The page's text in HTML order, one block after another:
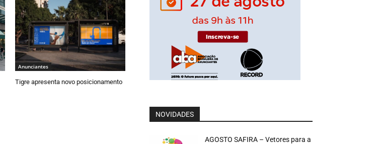
Anunciantes
Tigre apresenta novo posicionamento
NOVIDADES
AGOSTO SAFIRA – Vetores para a